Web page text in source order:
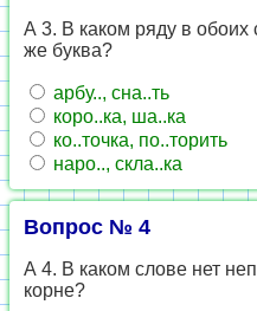
А 3. В каком ряду в обоих
же буква?
арбу.., сна..ть
коро..ка, ша..ка
ко..точка, по..торить
наро.., скла..ка
Вопрос № 4
А 4. В каком слове нет
корне?